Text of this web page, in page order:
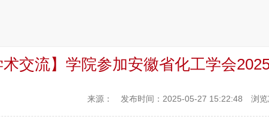
术交流】学院参加安徽省化工学会
来源： 发布时间：2025-05-27 15:22:48 浏览